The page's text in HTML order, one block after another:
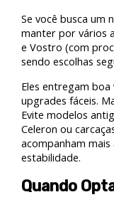
Se você busca um
manter por vários
e Vostro (com
sendo escolhas
Eles entregam
upgrades fáceis.
Evite modelos
Celeron ou
acompanham
estabilidade.
Quando